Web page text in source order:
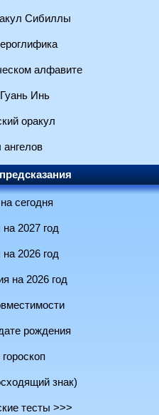
Сибиллы
алфавите
Инь
оракул
сегодня
на 2027 год
на 2026 год
на 2026 год
рождения
знак)
тесты >>>